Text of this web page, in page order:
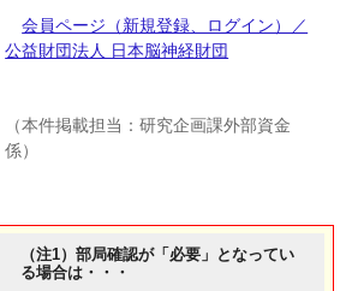
会員ページ（新規登録、ログイン）／
公益財団法人 日本脳神経財団
（本件掲載担当：研究企画課外部資金
係）
（注1）部局確認が「必要」となってい
る場合は・・・